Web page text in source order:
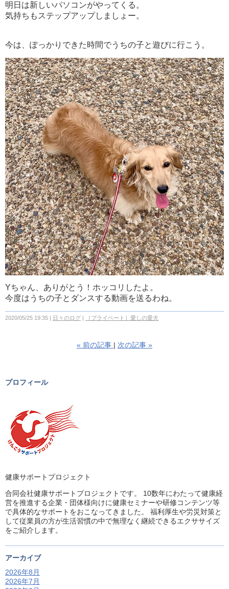
明日は新しいパソコンがやってくる。
気持ちもステップアップしましょー。
今は、ぽっかりできた時間でうちの子と遊びに行こう。
Yちゃん、ありがとう！ホッコリしたよ。
今度はうちの子とダンスする動画を送るわね。
2020/05/25 19:35 日々のログ ［プライベート］愛しの愛犬
« 前の記事 次の記事 »
プロフィール
健康サポートプロジェクト
合同会社健康サポートプロジェクトです。 10数年にわたって健康経
営を推進する企業・団体様向けに健康セミナーや研修コンテンツ等
で具体的なサポートをおこなってきました。 福利厚生や労災対策と
して従業員の方が生活習慣の中で無理なく継続できるエクササイズ
をご紹介します。
アーカイブ
2026年8月
2026年7月